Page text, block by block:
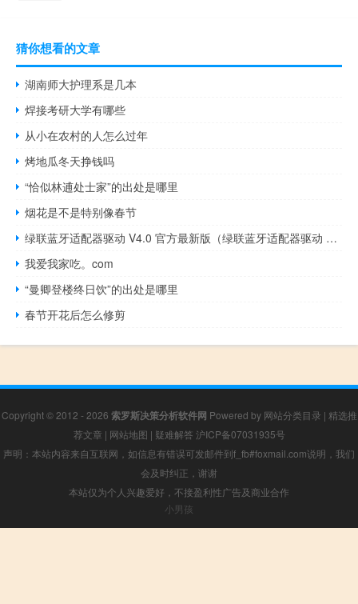
猜你想看的文章
湖南师大护理系是几本
焊接考研大学有哪些
从小在农村的人怎么过年
烤地瓜冬天挣钱吗
“恰似林逋处士家”的出处是哪里
烟花是不是特别像春节
绿联蓝牙适配器驱动 V4.0 官方最新版（绿联蓝牙适配器驱动 V4.0 官方最新版功能简介）
我爱我家吃。com
“曼卿登楼终日饮”的出处是哪里
春节开花后怎么修剪
Copyright © 2012 - 2026 索罗斯决策分析软件网 Powered by 网站分类目录 | 精选推
荐文章 | 网站地图 | 疑难解答 沪ICP备07031935号
声明：本站内容来自互联网，如信息有错误可发邮件到f_fb#foxmail.com说明，我们
会及时纠正，谢谢
本站仅为个人兴趣爱好，不接盈利性广告及商业合作
小男孩